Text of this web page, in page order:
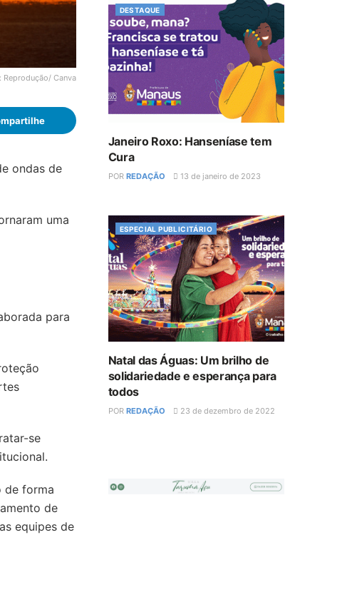
Canva
ondas de
uma
para
se
de forma
de
equipes de
DESTAQUE
Janeiro Roxo: Hanseníase tem
Cura
POR REDAÇÃO 13 de janeiro de 2023
ESPECIAL PUBLICITÁRIO
Natal das Águas: Um brilho de
solidariedade e esperança para
todos
POR REDAÇÃO 23 de dezembro de 2022